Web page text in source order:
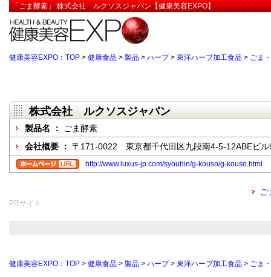
「ごま酵素」:株式会社 ルクソスジャパン【健康美容EXPO】
健康美容EXPO：TOP > 健康食品 > 製品 > ハーブ > 東洋ハーブ加工食品 > ごま
株式会社 ルクソスジャパン
製品名 ：
ごま酵素
会社概要 ： 〒171-0022 東京都千代田区九段南4-5-12ABEビル
http://www.luxus-jp.com/syouhin/g-kouso/g-kouso.html
PRサイト
健康美容EXPO：TOP > 健康食品 > 製品 > ハーブ > 東洋ハーブ加工食品 > ごま